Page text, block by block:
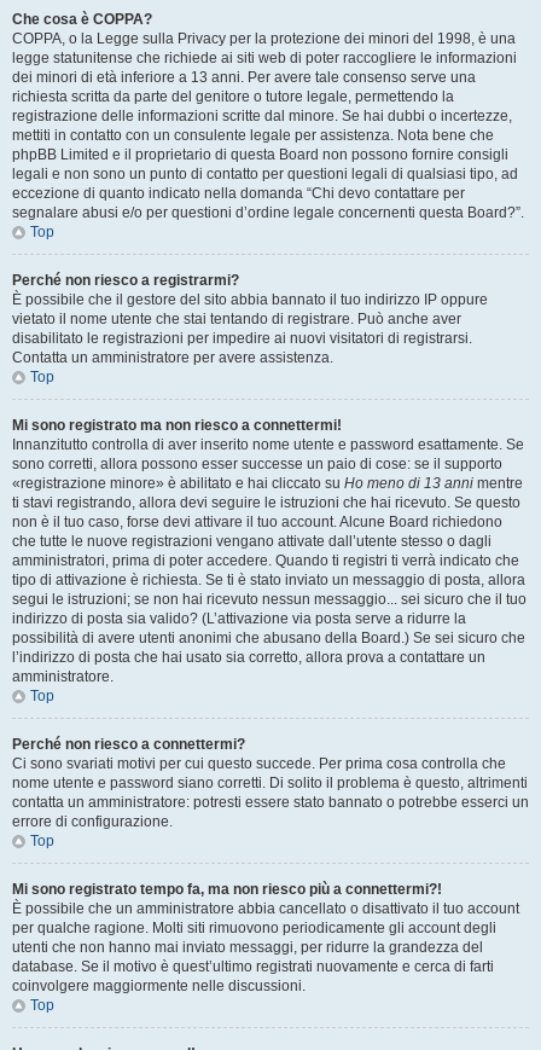
Che cosa è COPPA?
COPPA, o la Legge sulla Privacy per la protezione dei minori del 1998, è una
legge statunitense che richiede ai siti web di poter raccogliere le informazioni
dei minori di età inferiore a 13 anni. Per avere tale consenso serve una
richiesta scritta da parte del genitore o tutore legale, permettendo la
registrazione delle informazioni scritte dal minore. Se hai dubbi o incertezze,
mettiti in contatto con un consulente legale per assistenza. Nota bene che
phpBB Limited e il proprietario di questa Board non possono fornire consigli
legali e non sono un punto di contatto per questioni legali di qualsiasi tipo, ad
eccezione di quanto indicato nella domanda “Chi devo contattare per
segnalare abusi e/o per questioni d’ordine legale concernenti questa Board?”.
Top
Perché non riesco a registrarmi?
È possibile che il gestore del sito abbia bannato il tuo indirizzo IP oppure
vietato il nome utente che stai tentando di registrare. Può anche aver
disabilitato le registrazioni per impedire ai nuovi visitatori di registrarsi.
Contatta un amministratore per avere assistenza.
Top
Mi sono registrato ma non riesco a connettermi!
Innanzitutto controlla di aver inserito nome utente e password esattamente. Se
sono corretti, allora possono esser successe un paio di cose: se il supporto
«registrazione minore» è abilitato e hai cliccato su Ho meno di 13 anni mentre
ti stavi registrando, allora devi seguire le istruzioni che hai ricevuto. Se questo
non è il tuo caso, forse devi attivare il tuo account. Alcune Board richiedono
che tutte le nuove registrazioni vengano attivate dall’utente stesso o dagli
amministratori, prima di poter accedere. Quando ti registri ti verrà indicato che
tipo di attivazione è richiesta. Se ti è stato inviato un messaggio di posta, allora
segui le istruzioni; se non hai ricevuto nessun messaggio... sei sicuro che il tuo
indirizzo di posta sia valido? (L’attivazione via posta serve a ridurre la
possibilità di avere utenti anonimi che abusano della Board.) Se sei sicuro che
l’indirizzo di posta che hai usato sia corretto, allora prova a contattare un
amministratore.
Top
Perché non riesco a connettermi?
Ci sono svariati motivi per cui questo succede. Per prima cosa controlla che
nome utente e password siano corretti. Di solito il problema è questo, altrimenti
contatta un amministratore: potresti essere stato bannato o potrebbe esserci un
errore di configurazione.
Top
Mi sono registrato tempo fa, ma non riesco più a connettermi?!
È possibile che un amministratore abbia cancellato o disattivato il tuo account
per qualche ragione. Molti siti rimuovono periodicamente gli account degli
utenti che non hanno mai inviato messaggi, per ridurre la grandezza del
database. Se il motivo è quest’ultimo registrati nuovamente e cerca di farti
coinvolgere maggiormente nelle discussioni.
Top